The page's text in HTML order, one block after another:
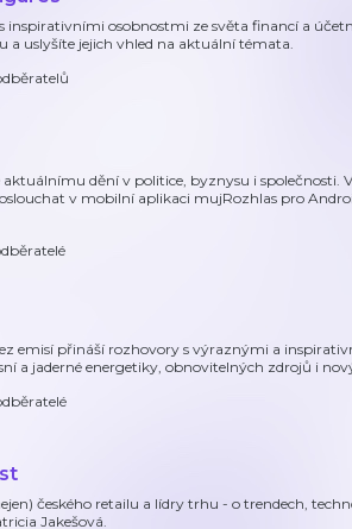
osobnostmi ze světa financí a
a uslyšíte jejich vhled na aktuální témata.
dění v politice, byznysu i společnosti.
v mobilní aplikaci mujRozhlas pro
emisí přináší rozhovory s výraznými a
a jaderné energetiky, obnovitelných zdrojů i
českého retailu a lídry trhu - o trendech,
Jakešová.